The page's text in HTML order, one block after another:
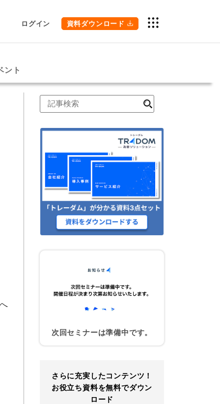
ログイン 資料ダウンロード
ント
索
次回セミナーは準備中です。
さらに充実したコンテンツ！
お役立ち資料を無料でダウン
ロード